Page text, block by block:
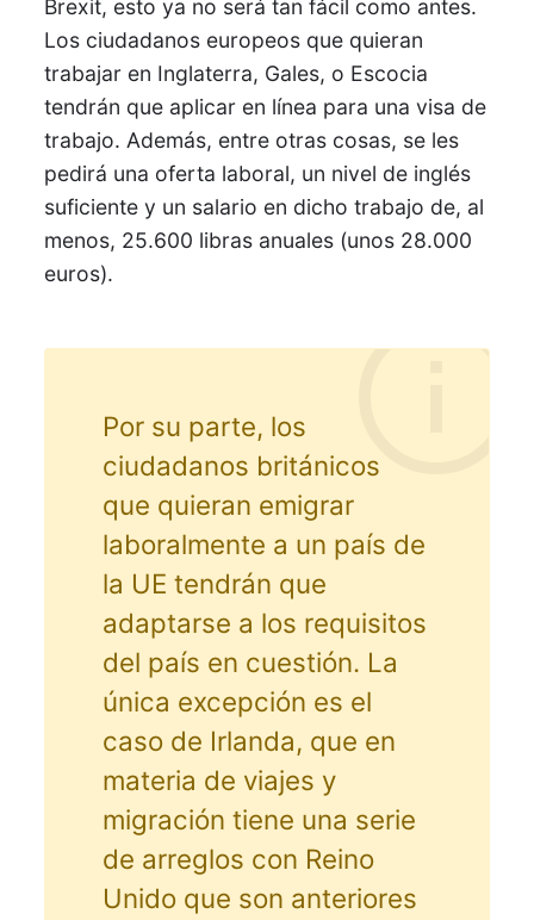
Brexit, esto ya no será tan fácil como antes.
Los ciudadanos europeos que quieran
trabajar en Inglaterra, Gales, o Escocia
tendrán que aplicar en línea para una visa de
trabajo. Además, entre otras cosas, se les
pedirá una oferta laboral, un nivel de inglés
suficiente y un salario en dicho trabajo de, al
menos, 25.600 libras anuales (unos 28.000
euros).
Por su parte, los
ciudadanos británicos
que quieran emigrar
laboralmente a un país de
la UE tendrán que
adaptarse a los requisitos
del país en cuestión. La
única excepción es el
caso de Irlanda, que en
materia de viajes y
migración tiene una serie
de arreglos con Reino
Unido que son anteriores